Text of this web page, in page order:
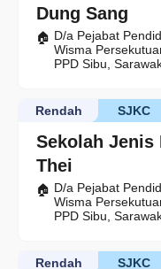
Dung Sang
D/a Pejabat
Wisma
PPD Sibu,
Sekolah Jenis
Thei
SJKC
Rendah
D/a Pejabat
Wisma
PPD Sibu,
SJKC
Rendah